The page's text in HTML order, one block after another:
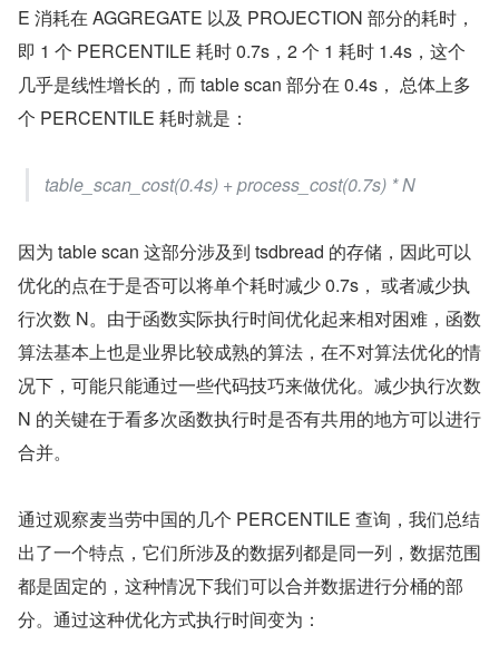
E 消耗在 AGGREGATE 以及 PROJECTION 部分的耗时，
即 1 个 PERCENTILE 耗时 0.7s，2 个 1 耗时 1.4s，这个
几乎是线性增长的，而 table scan 部分在 0.4s， 总体上多
个 PERCENTILE 耗时就是：
table_scan_cost(0.4s) + process_cost(0.7s) * N
因为 table scan 这部分涉及到 tsdbread 的存储，因此可以
优化的点在于是否可以将单个耗时减少 0.7s， 或者减少执
行次数 N。由于函数实际执行时间优化起来相对困难，函数
算法基本上也是业界比较成熟的算法，在不对算法优化的情
况下，可能只能通过一些代码技巧来做优化。减少执行次数
N 的关键在于看多次函数执行时是否有共用的地方可以进行
合并。
通过观察麦当劳中国的几个 PERCENTILE 查询，我们总结
出了一个特点，它们所涉及的数据列都是同一列，数据范围
都是固定的，这种情况下我们可以合并数据进行分桶的部
分。通过这种优化方式执行时间变为：